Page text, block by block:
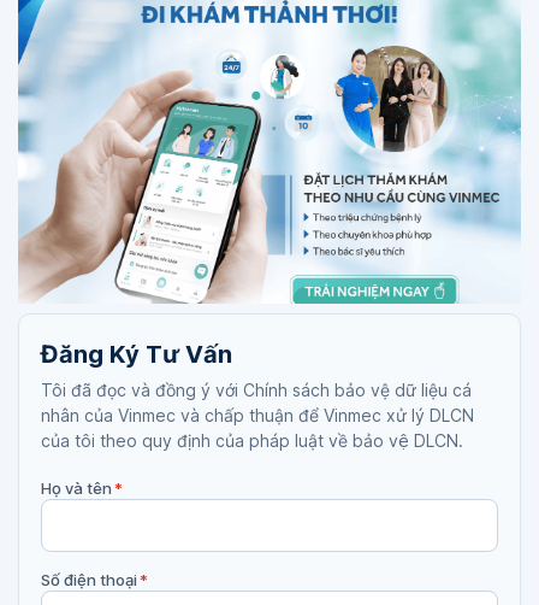
Đăng Ký Tư Vấn
Tôi đã đọc và đồng ý với Chính sách bảo vệ dữ liệu cá
nhân của Vinmec và chấp thuận để Vinmec xử lý DLCN
của tôi theo quy định của pháp luật về bảo vệ DLCN.
Họ và tên*
Số điện thoại*